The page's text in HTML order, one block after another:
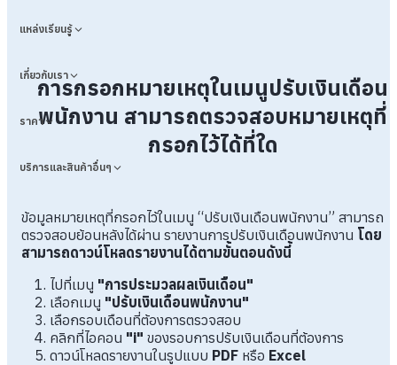
แหล่งเรียนรู้
เกี่ยวกับเรา
ราคา
บริการและสินค้าอื่นๆ
การกรอกหมายเหตุในเมนูปรับเงินเดือน
พนักงาน สามารถตรวจสอบหมายเหตุที่
กรอกไว้ได้ที่ใด
ข้อมูลหมายเหตุที่กรอกไว้ในเมนู “ปรับเงินเดือนพนักงาน” สามารถ
ตรวจสอบย้อนหลังได้ผ่าน รายงานการปรับเงินเดือนพนักงาน โดย
สามารถดาวน์โหลดรายงานได้ตามขั้นตอนดังนี้
ไปที่เมนู "การประมวลผลเงินเดือน"
เลือกเมนู "ปรับเงินเดือนพนักงาน"
เลือกรอบเดือนที่ต้องการตรวจสอบ
คลิกที่ไอคอน "i" ของรอบการปรับเงินเดือนที่ต้องการ
ดาวน์โหลดรายงานในรูปแบบ PDF หรือ Excel